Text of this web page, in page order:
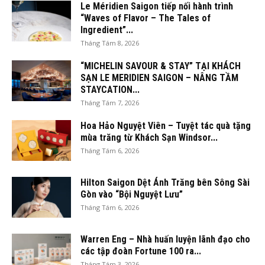
Le Méridien Saigon tiếp nối hành trình
“Waves of Flavor – The Tales of
Ingredient”...
Tháng Tám 8, 2026
“MICHELIN SAVOUR & STAY” TẠI KHÁCH
SẠN LE MERIDIEN SAIGON – NÂNG TẦM
STAYCATION...
Tháng Tám 7, 2026
Hoa Hảo Nguyệt Viên – Tuyệt tác quà tặng
mùa trăng từ Khách Sạn Windsor...
Tháng Tám 6, 2026
Hilton Saigon Dệt Ánh Trăng bên Sông Sài
Gòn vào “Bội Nguyệt Lưu”
Tháng Tám 6, 2026
Warren Eng – Nhà huấn luyện lãnh đạo cho
các tập đoàn Fortune 100 ra...